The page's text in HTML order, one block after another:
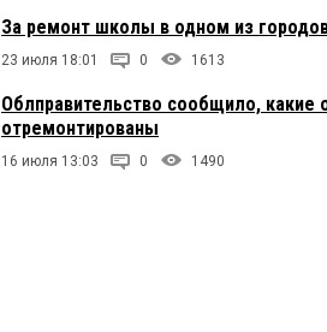
За ремонт школы в одном из
23 июля 18:01 0 1613
Облправительство сообщило,
отремонтированы
16 июля 13:03 0 1490